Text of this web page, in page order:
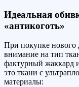
Идеальная
«антикоготь»
При покупке нового
внимание на тип
фактурный жаккард
это ткани с
материалы: